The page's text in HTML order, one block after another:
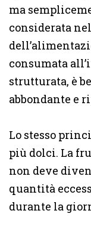
ma
considerata
consumata
strutturata, è
abbondante e
Lo stesso
più dolci. La
non deve
quantità
durante la